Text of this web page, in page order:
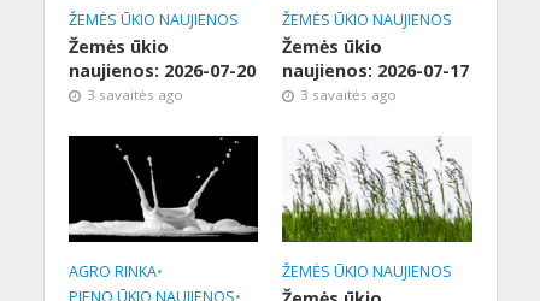
ŽEMĖS ŪKIO NAUJIENOS
Žemės ūkio
naujienos: 2026-07-20
3 savaitės ago
ŽEMĖS ŪKIO NAUJIENOS
Žemės ūkio
naujienos: 2026-07-17
3 savaitės ago
AGRO RINKA•
PIENO ŪKIO NAUJIENOS•
ŽEMĖS ŪKIO NAUJIENOS